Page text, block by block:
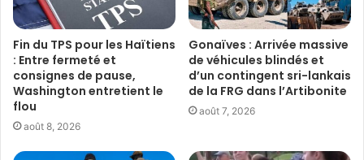
Fin du TPS pour les Haïtiens
: Entre fermeté et
consignes de pause,
Washington entretient le
flou
août 8, 2026
Gonaïves : Arrivée massive
de véhicules blindés et
d’un contingent sri-lankais
de la FRG dans l’Artibonite
août 7, 2026